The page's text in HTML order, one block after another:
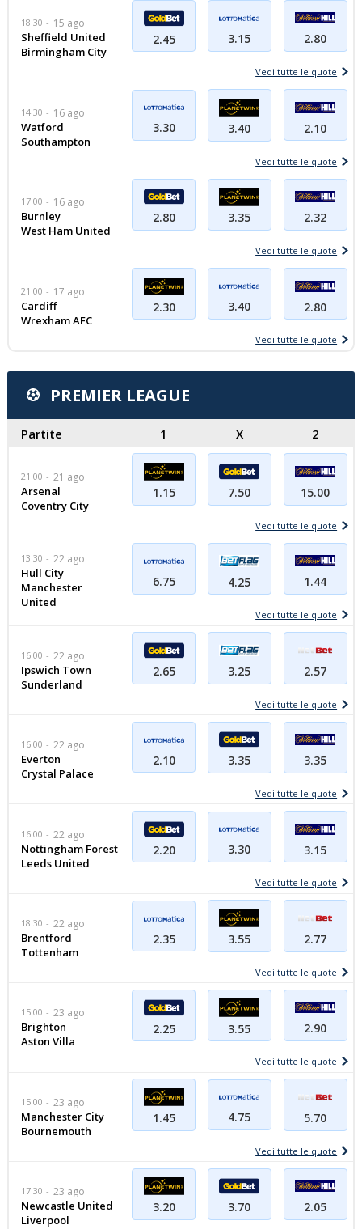
18:30 15 ago
Sheffield United
Birmingham City
2.45 3.15 2.80
Vedi tutte le quote
14:30 16 ago
Watford
Southampton
3.30 3.40 2.10
Vedi tutte le quote
17:00 16 ago
Burnley
West Ham United
2.80 3.35 2.32
Vedi tutte le quote
21:00 17 ago
Cardiff
Wrexham AFC
2.30 3.40 2.80
Vedi tutte le quote
PREMIER LEAGUE
Partite 1 X 2
21:00 21 ago
Arsenal
Coventry City
1.15 7.50 15.00
Vedi tutte le quote
13:30 22 ago
Hull City
Manchester
United
6.75 4.25 1.44
Vedi tutte le quote
16:00 22 ago
Ipswich Town
Sunderland
2.65 3.25 2.57
Vedi tutte le quote
16:00 22 ago
Everton
Crystal Palace
2.10 3.35 3.35
Vedi tutte le quote
16:00 22 ago
Nottingham Forest
Leeds United
2.20 3.30 3.15
Vedi tutte le quote
18:30 22 ago
Brentford
Tottenham
2.35 3.55 2.77
Vedi tutte le quote
15:00 23 ago
Brighton
Aston Villa
2.25 3.55 2.90
Vedi tutte le quote
15:00 23 ago
Manchester City
Bournemouth
1.45 4.75 5.70
Vedi tutte le quote
17:30 23 ago
Newcastle United
Liverpool
3.20 3.70 2.05